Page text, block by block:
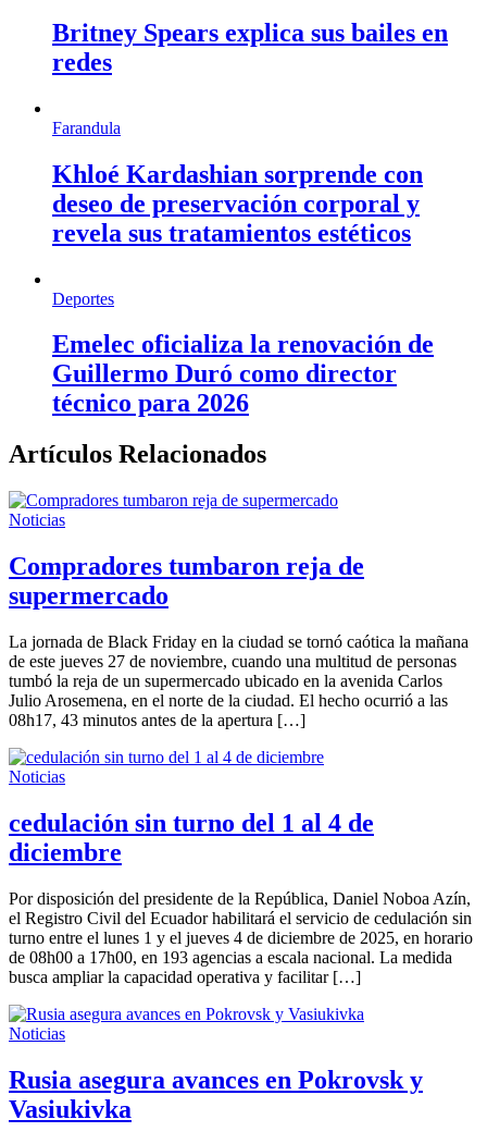
Britney Spears explica sus bailes en
redes
Farandula
Khloé Kardashian sorprende con
deseo de preservación corporal y
revela sus tratamientos estéticos
Deportes
Emelec oficializa la renovación de
Guillermo Duró como director
técnico para 2026
Artículos Relacionados
Noticias
Compradores tumbaron reja de
supermercado
La jornada de Black Friday en la ciudad se tornó caótica la mañana
de este jueves 27 de noviembre, cuando una multitud de personas
tumbó la reja de un supermercado ubicado en la avenida Carlos
Julio Arosemena, en el norte de la ciudad. El hecho ocurrió a las
08h17, 43 minutos antes de la apertura […]
Noticias
cedulación sin turno del 1 al 4 de
diciembre
Por disposición del presidente de la República, Daniel Noboa Azín,
el Registro Civil del Ecuador habilitará el servicio de cedulación sin
turno entre el lunes 1 y el jueves 4 de diciembre de 2025, en horario
de 08h00 a 17h00, en 193 agencias a escala nacional. La medida
busca ampliar la capacidad operativa y facilitar […]
Noticias
Rusia asegura avances en Pokrovsk y
Vasiukivka